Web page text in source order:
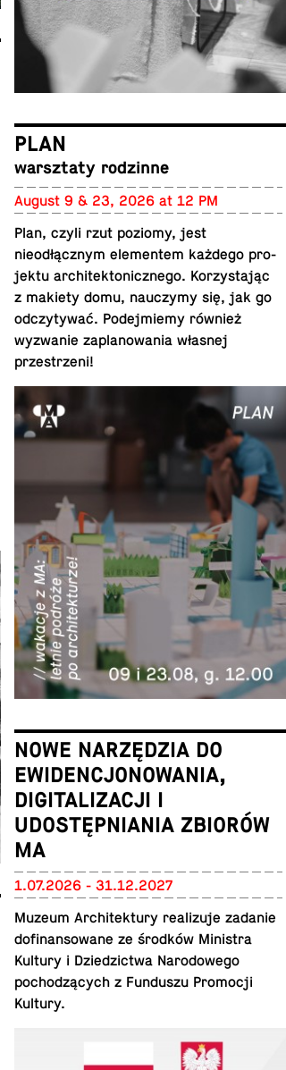
PLAN
warsz­taty rodzinne
August 9 & 23, 2026 at 12 PM
Plan, czyli rzut poziomy, jest
nieodłącznym el­e­mentem każdego pro­
jektu ar­chitek­ton­icznego. Ko­rzys­tając
z makiety domu, nauczymy się, jak go
od­czy­tywać. Pode­jmiemy również
wyzwanie za­planowa­nia własnej
przestrzeni!
NOWE NARZĘDZIA DO
EWIDENCJONOWANIA,
DIGITALIZACJI I
UDOSTĘPNIANIA ZBIORÓW
MA
1.07.2026 - 31.12.2027
Muzeum Ar­chitek­tury re­al­izuje zadanie
do­fi­nan­sowane ze środków Min­is­tra
Kultury i Dziedz­ictwa Nar­o­dowego
pochodzących z Fun­duszu Pro­mocji
Kultury.